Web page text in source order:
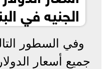
الجنيه في
وفي السطور
جميع أسعار